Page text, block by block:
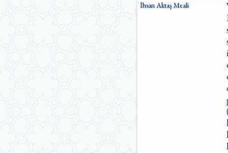
İhsan Aktaş Meali